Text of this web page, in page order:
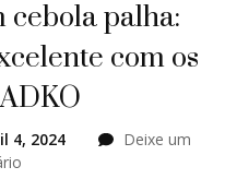
palha:
com os
4, 2024
Deixe um
em